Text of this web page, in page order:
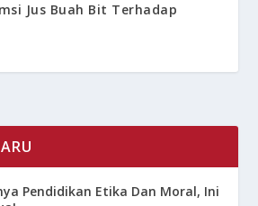
Jus Buah Bit Terhadap
Pendidikan Etika Dan Moral, Ini